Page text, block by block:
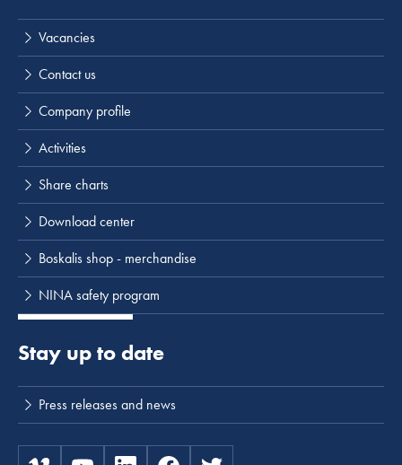
Lees meer
Vacancies
Contact us
Company profile
Activities
Share charts
Download center
Boskalis shop - merchandise
NINA safety program
Stay up to date
Press releases and news